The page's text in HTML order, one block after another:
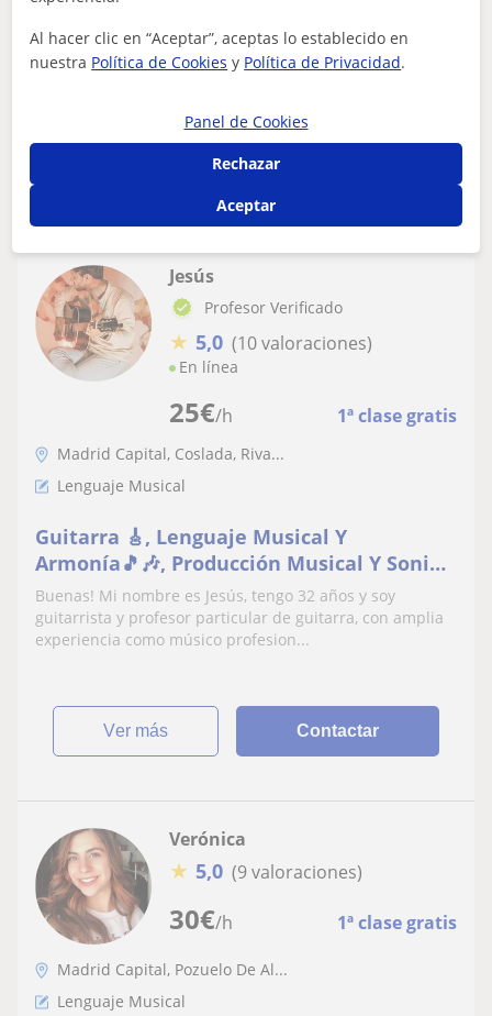
Ofrezco clases de viola y lenguaje musical a todos los
niveles y edades.Preparo pases de grado, pruebas de
acceso y doy clases o bien aisla...
25€/h 1ª clase gratis
Jesús
Profesor Verificado
★ 5,0 (10 valoraciones)
En línea
Madrid Capital, Coslada, Riva...
Lenguaje Musical
Guitarra 🎸, Lenguaje Musical Y
Armonía🎵🎶, Producción Musical Y Sonido
🎛️🎧
Buenas! Mi nombre es Jesús, tengo 32 años y soy
guitarrista y profesor particular de guitarra, con amplia
experiencia como músico profesion...
ver más Contactar
30€/h 1ª clase gratis
Verónica
★ 5,0 (9 valoraciones)
Madrid Capital, Pozuelo De Al...
Lenguaje Musical
Al hacer clic en “Aceptar”, aceptas lo establecido en
nuestra Política de Cookies y Política de Privacidad.
Panel de Cookies
Rechazar
Aceptar